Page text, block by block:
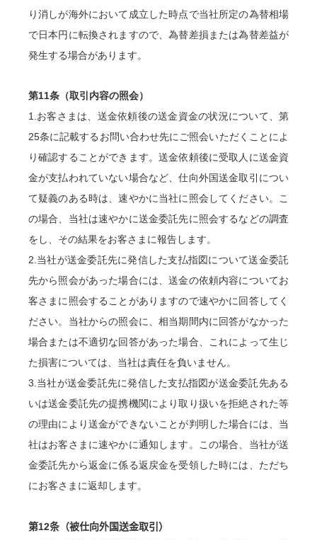
り消しが海外において成立した時点で当社所定の為替相場
で日本円に転換されますので、為替差損または為替差益が
発生する場合があります。
第11条（取引内容の照会）
1.お客さまは、送金依頼後の送金資金の状況について、第
25条に記載するお問い合わせ先にご照会いただくことによ
り確認することができます。送金依頼後に受取人に送金資
金が支払われていない場合など、仕向外国送金取引につい
て疑義のある時は、速やかに当社に照会してください。こ
の場合、当社は速やかに送金委託先に照会するなどの調査
をし、その結果をお客さまに報告します。
2.当社が送金委託先に発信した支払指図について送金委託
先から照会があった場合には、送金の依頼内容についてお
客さまに照会することがありますので速やかに回答してく
ださい。当社からの照会に、相当期間内に回答がなかった
場合または不適切な回答があった場合、これによって生じ
た損害については、当社は責任を負いません。
3.当社が送金委託先に発信した支払指図が送金委託先ある
いは送金委託先の提携機関により取り扱いを拒絶された等
の理由により送金ができないことが判明した場合には、当
社はお客さまに速やかに通知します。この場合、当社が送
金委託先から返金に係る返戻金を受領した時には、ただち
にお客さまに返却します。
第12条（被仕向外国送金取引）